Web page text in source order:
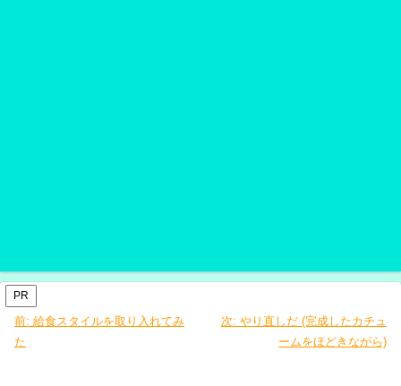
PR
前: 給食スタイルを取り入れてみ
た
次: やり直しだ (完成したカチュ
ームをほどきながら)